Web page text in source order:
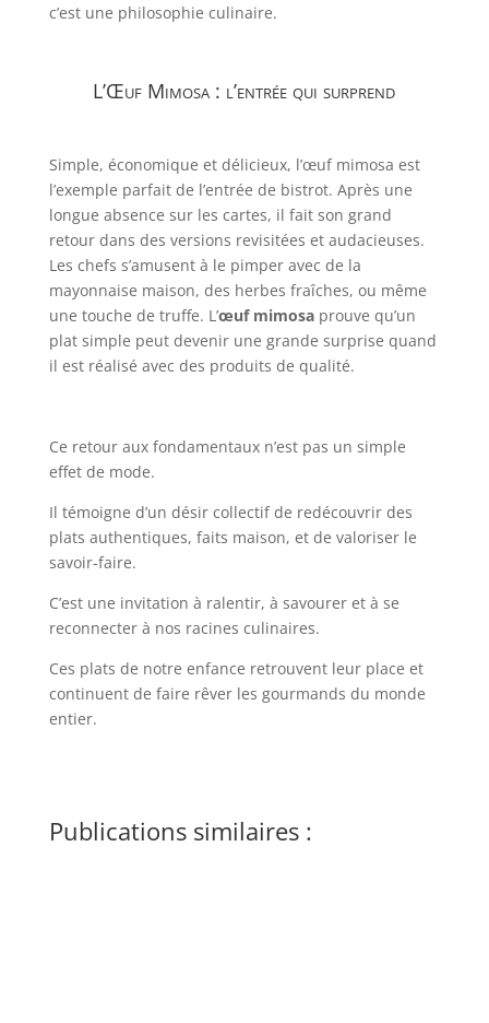
c’est une philosophie culinaire.
L’Œuf Mimosa : l’entrée qui surprend
Simple, économique et délicieux, l’œuf mimosa est
l’exemple parfait de l’entrée de bistrot. Après une
longue absence sur les cartes, il fait son grand
retour dans des versions revisitées et audacieuses.
Les chefs s’amusent à le pimper avec de la
mayonnaise maison, des herbes fraîches, ou même
une touche de truffe. L’œuf mimosaprouve qu’un
plat simple peut devenir une grande surprise quand
il est réalisé avec des produits de qualité.
Ce retour aux fondamentaux n’est pas un simple
effet de mode.
Il témoigne d’un désir collectif de redécouvrir des
plats authentiques, faits maison, et de valoriser le
savoir-faire.
C’est une invitation à ralentir, à savourer et à se
reconnecter à nos racines culinaires.
Ces plats de notre enfance retrouvent leur place et
continuent de faire rêver les gourmands du monde
entier.
Publications similaires :